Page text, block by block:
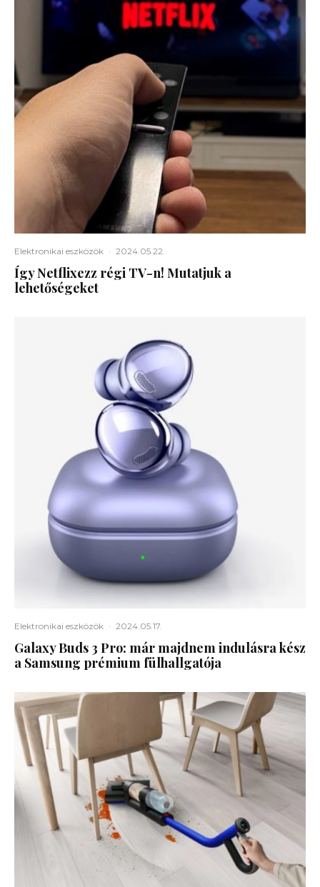
Elektronikai eszközök · 2024.05.22.
Így Netflixezz régi TV-n! Mutatjuk a
lehetőségeket
Elektronikai eszközök · 2024.05.17.
Galaxy Buds 3 Pro: már majdnem indulásra kész
a Samsung prémium fülhallgatója